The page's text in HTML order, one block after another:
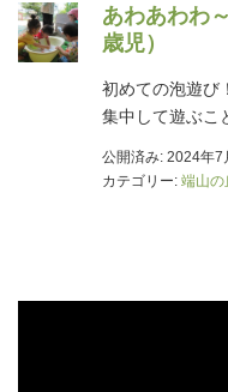
あわあわわ
歳児）
初めての泡遊
集中して遊ぶこ
公開済み: 2024年7
カテゴリー: 端山の